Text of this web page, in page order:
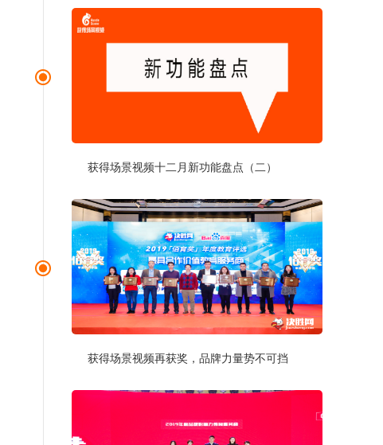
获得场景视频十二月新功能盘点（二）
获得场景视频再获奖，品牌力量势不可挡